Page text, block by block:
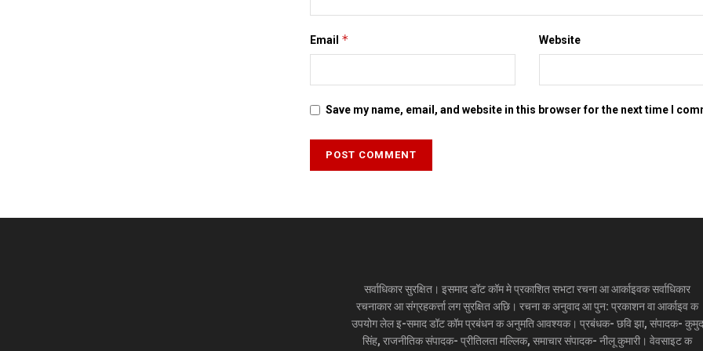
Email * Website
Save my name, email, and website in this browser for the next time I
सर्वाधिकार सुरक्षित। इसमाद डॉट कॉम मे प्रकाशित सभटा रचना आ आर्काइवक सर्वाधिकार
रचनाकार आ संग्रहकर्त्ता लग सुरक्षित अछि। रचना क अनुवाद आ पुन: प्रकाशन वा आर्काइव क
उपयोग लेल इ-समाद डॉट कॉम प्रबंधन क अनुमति आवश्यक। प्रबंधक- छवि झा, संपादक- कुमुद
सिंह, राजनीतिक संपादक- प्रीतिलता मल्लिक, समाचार संपादक- नीलू कुमारी। वेवसाइट क